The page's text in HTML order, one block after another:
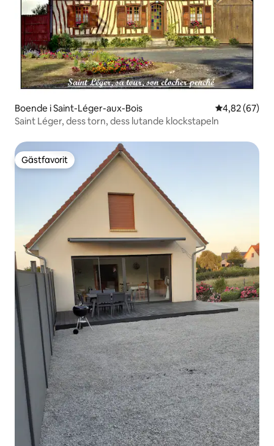
Boende i Saint-Léger-aux-Bois 4,82 av 5 i
4,82 (67)
Saint Léger, dess torn, dess lutande klockstapeln
Gästfavorit
Gästfavorit